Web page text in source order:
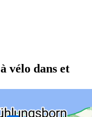
vélo dans et